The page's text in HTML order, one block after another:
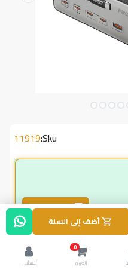
Sku:
11919
طلب بالجملة
أضف إلى السلة
0
العربة
حسابي